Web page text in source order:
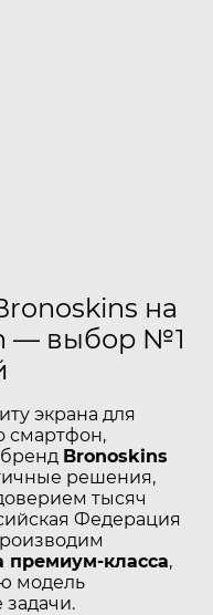
на
— выбор №1
экрана для
смартфон,
Bronoskins
решения,
тысяч
Федерация
премиум-класса,
модель
задачи.